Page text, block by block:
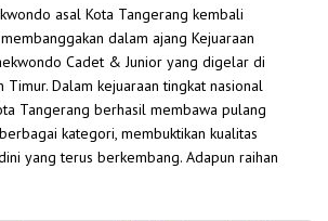
asal Kota Tangerang kembali
dalam ajang Kejuaraan
Cadet & Junior yang digelar di
Timur. Dalam kejuaraan tingkat nasional
Tangerang berhasil membawa pulang
kategori, membuktikan kualitas
yang terus berkembang. Adapun raihan